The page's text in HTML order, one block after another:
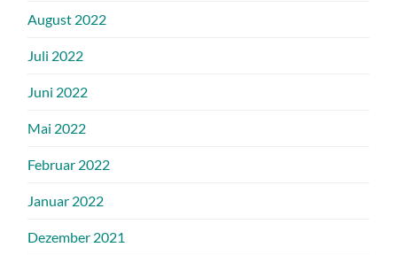
August 2022
Juli 2022
Juni 2022
Mai 2022
Februar 2022
Januar 2022
Dezember 2021